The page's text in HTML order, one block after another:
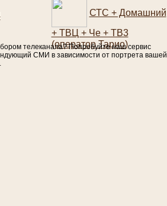
СТС + Домашний
+ ТВЦ + Че + ТВ3
(оператор Тарио)
телеканала? Попробуйте наш сервис
СМИ в зависимости от портрета вашей